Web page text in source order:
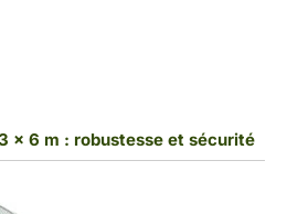
x 6 m : robustesse et sécurité